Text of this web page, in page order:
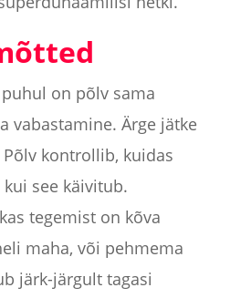
on põlv sama
vabastamine. Ärge jätke
kontrollib, kuidas
see käivitub.
tegemist on kõva
maha, või pehmema
järk-järgult tagasi